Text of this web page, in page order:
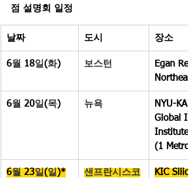
점 설명회 일정
날짜 도시 장소
6월 18일(화) 보스턴
Egan
6월 20일(목) 뉴욕
NYU-
Global
Institute
(1
6월 23일(일 )* 샌프란시스코 KIC